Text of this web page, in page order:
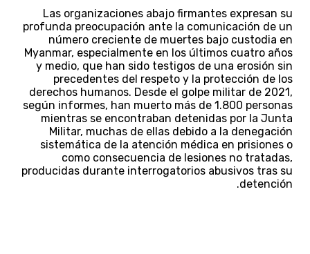
Las organizaciones abajo firmantes expresan su
profunda preocupación ante la comunicación de un
número creciente de muertes bajo custodia en
Myanmar, especialmente en los últimos cuatro años
y medio, que han sido testigos de una erosión sin
precedentes del respeto y la protección de los
derechos humanos. Desde el golpe militar de 2021,
según informes, han muerto más de 1.800 personas
mientras se encontraban detenidas por la Junta
Militar, muchas de ellas debido a la denegación
sistemática de la atención médica en prisiones o
como consecuencia de lesiones no tratadas,
producidas durante interrogatorios abusivos tras su
detención.